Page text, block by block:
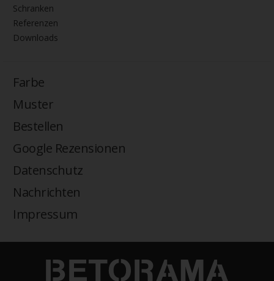
Drehtore
Schranken
Referenzen
Muster
Bestellen
Google Rezensionen
Datenschutz
Impressum